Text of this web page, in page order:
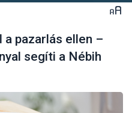
a pazarlás ellen –
segíti a Nébih